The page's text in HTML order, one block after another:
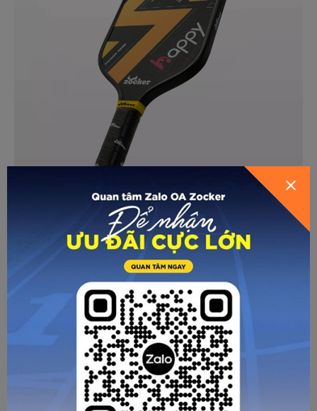
Sản phẩm được bảo hành trong thời gian 3 tháng với quy
trình bảo hành hiện đại và thuận tiện.
Quy trình bảo hành Zocker Happy Pickleball gồm ba bước
đơn giản. Đầu tiên, quét chip NFC ở phần cán vợt. Tiếp
theo, nhập thông tin bao gồm tên, mã seri, số điện thoại và
ngày mua hàng. Cuối cùng, bấm hoàn thành để lưu thông tin
thành công trên hệ thống, có thể tra cứu một cách tiện lợi.
Điều kiện bảo hành bao gồm các lỗi như gãy khung hoặc
hỏng cán do lỗi sản xuất. Tuy nhiên, không bảo hành cho các
trường hợp gãy do va chạm, sử dụng sai cách, các hư hỏng
do hao mòn tự nhiên hoặc mài mòn ở viền do va quệt với
HƯỚNG DẪN CHỌN SIZE
GỬI THÔNG TIN ĐỂ ZOCKER TƯ